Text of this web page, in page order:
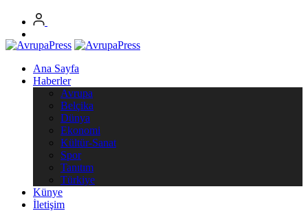
Ana Sayfa
Haberler
Avrupa
Belçika
Dünya
Ekonomi
Kültür-Sanat
Spor
Tanıtım
Türkiye
Künye
İletişim